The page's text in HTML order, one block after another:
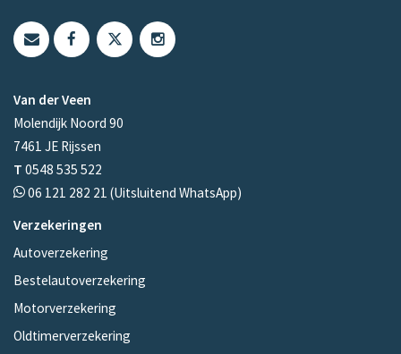
Van der Veen
Molendijk Noord 90
7461 JE Rijssen
T 0548 535 522
06 121 282 21 (Uitsluitend WhatsApp)
Verzekeringen
Autoverzekering
Bestelautoverzekering
Motorverzekering
Oldtimerverzekering